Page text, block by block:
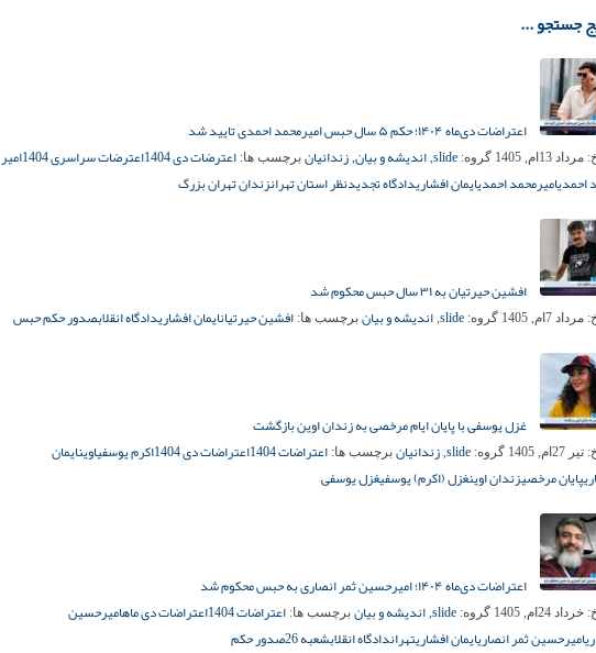
جستجو ...
اعتراضات دی‌ماه ۱۴۰۴؛ حکم ۵ سال حبس امیرمحمد احمدی تایید شد
مرداد 13ام, 1405 گروه: slide
, اندیشه و بیان, زندانیان برچسب ها: اعترضات دی 1404 اعترضات سراسری 1404
امیر
احمدیامیرمحمد احمدیایمان افشاریدادگاه تجدیدنظر استان تهرانزندان تهران بزرگ
افشین حیرتیان به ۳۱ سال حبس محکوم شد
مرداد 7ام, 1405 گروه: slide
, اندیشه و بیان برچسب ها: افشین حیرتیانایمان افشاریدادگاه انقلابصدور حکم حبس
غزل یوسفی با پایان ایام مرخصی به زندان اوین بازگشت
تیر 27ام, 1405 گروه: slide
, زندانیان برچسب ها: اعتراضات 1404 اعتراضات دی 1404 اکرم یوسفیاوینایمان
پایان مرخصیزندان اوینغزل (اکرم) یوسفیغزل یوسفی
اعتراضات دی‌ماه ۱۴۰۴؛ امیرحسین ثمر انصاری به حبس محکوم شد
خرداد 24ام, 1405 گروه: slide
, اندیشه و بیان برچسب ها: اعتراضات 1404 اعتراضات دی ماهامیرحسین
امیرحسین ثمر انصاریایمان افشاریتهراندادگاه انقلابشعبه 26 صدور حکم